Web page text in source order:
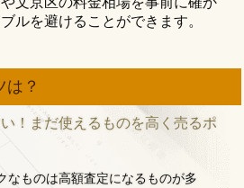
ルを避けることができます。
は？
！まだ使えるものを高く売るポ
なものは高額査定になるものが多